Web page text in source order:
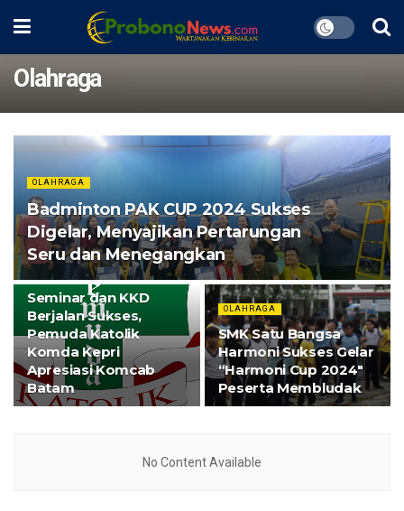
Olahraga
OLAHRAGA
Badminton PAK CUP 2024 Sukses
Digelar, Menyajikan Pertarungan
Seru dan Menegangkan
BATAM
Seminar dan KKD
Berjalan Sukses,
Pemuda Katolik
Komda Kepri
Apresiasi Komcab
Batam
OLAHRAGA
SMK Satu Bangsa
Harmoni Sukses Gelar
“Harmoni Cup 2024″
Peserta Membludak
No Content Available